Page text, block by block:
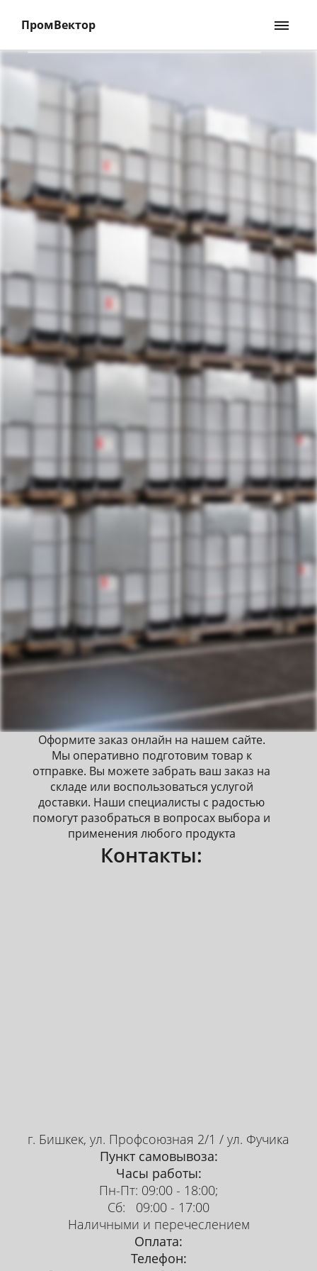
ПромВектор
Оформите заказ онлайн на нашем сайте.
Мы оперативно подготовим товар к
отправке. Вы можете забрать ваш заказ на
складе или воспользоваться услугой
доставки. Наши специалисты с радостью
помогут разобраться в вопросах выбора и
применения любого продукта
Контакты:
г. Бишкек, ул. Профсоюзная 2/1 / ул. Фучика
Пункт самовывоза:
Часы работы:
Пн-Пт: 09:00 - 18:00;
Сб: 09:00 - 17:00
Наличными и перечеслением
Оплата:
Телефон: